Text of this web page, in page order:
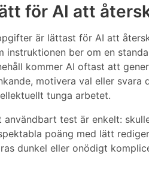
för AI att
är lättast för AI att
instruktionen ber om en
kommer AI oftast att
motivera val eller
tunga arbetet.
användbart test är enkelt:
poäng med lätt
dunkel eller onödigt